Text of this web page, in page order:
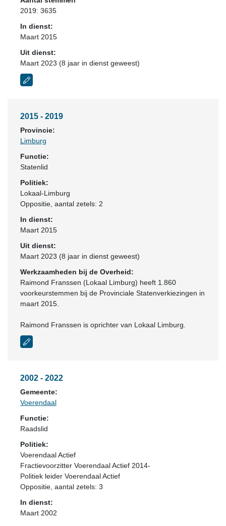
2019: 3635
In dienst:
Maart 2015
Uit dienst:
Maart 2023 (8 jaar in dienst geweest)
2015 - 2019
Provincie:
Limburg
Functie:
Statenlid
Politiek:
Lokaal-Limburg
Oppositie , aantal zetels: 2
In dienst:
Maart 2015
Uit dienst:
Maart 2023 (8 jaar in dienst geweest)
Werkzaamheden bij de Overheid:
Raimond Franssen (Lokaal Limburg) heeft 1.860
voorkeurstemmen bij de Provinciale Statenverkiezingen in
maart 2015.
Raimond Franssen is oprichter van Lokaal Limburg.
2002 - 2022
Gemeente:
Voerendaal
Functie:
Raadslid
Politiek:
Voerendaal Actief
Fractievoorzitter Voerendaal Actief 2014-
Politiek leider Voerendaal Actief
Oppositie , aantal zetels: 3
In dienst:
Maart 2002